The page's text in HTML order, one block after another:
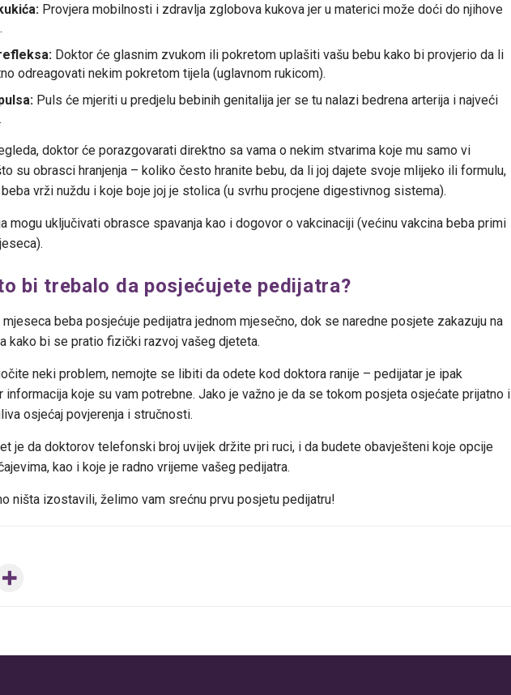
Provjera mobilnosti i zdravlja zglobova kukova jer u materici može doći do njihove
Doktor će glasnim zvukom ili pokretom uplašiti vašu bebu kako bi provjerio da li
odreagovati nekim pokretom tijela (uglavnom rukicom).
Puls će mjeriti u predjelu bebinih genitalija jer se tu nalazi bedrena arterija i najveći
doktor će porazgovarati direktno sa vama o nekim stvarima koje mu samo vi
su obrasci hranjenja – koliko često hranite bebu, da li joj dajete svoje mlijeko ili formulu,
vrži nuždu i koje boje joj je stolica (u svrhu procjene digestivnog sistema).
mogu uključivati obrasce spavanja kao i dogovor o vakcinaciji (većinu vakcina beba primi
bi trebalo da posjećujete pedijatra?
beba posjećuje pedijatra jednom mjesečno, dok se naredne posjete zakazuju na
kako bi se pratio fizički razvoj vašeg djeteta.
neki problem, nemojte se libiti da odete kod doktora ranije – pedijatar je ipak
informacija koje su vam potrebne. Jako je važno je da se tokom posjeta osjećate prijatno i
osjećaj povjerenja i stručnosti.
je da doktorov telefonski broj uvijek držite pri ruci, i da budete obavješteni koje opcije
kao i koje je radno vrijeme vašeg pedijatra.
ništa izostavili, želimo vam srećnu prvu posjetu pedijatru!